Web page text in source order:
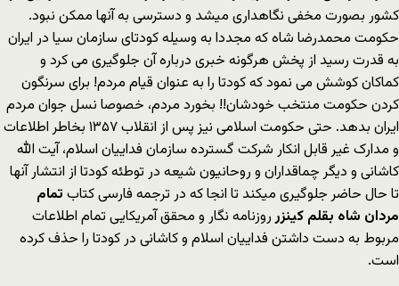
کشور بصورت مخفی نگاهداری میشد و دسترسی به آنها ممکن نبود.
حکومت محمدرضا شاه که مجددا به وسیله کودتای سازمان سیا در ایران
به قدرت رسید از پخش هرگونه خبری درباره آن جلوگیری می کرد و
کماکان کوشش می نمود که کودتا را به عنوان قیام مردم! برای سرنگون
کردن حکومت منتخب خودشان!! بخورد مردم، خصوصا نسل جوان مردم
ایران بدهد. حتی حکومت اسلامی نیز پس از انقلاب ۱۳۵۷ بخاطر اطلاعات
و مدارک غیر قابل انکار شرکت گسترده سازمان فداییان اسلام، آیت الله
کاشانی و دیگر چماقداران و روحانیون شیعه در توطئه کودتا از انتشار آنها
تا حال حاضر جلوگیری میکند تا انجا که در ترجمه فارسی کتاب تمام
مردان شاه بقلم کینزرروزنامه نگار و محقق آمریکایی تمام اطلاعات
مربوط به دست داشتن فداییان اسلام و کاشانی در کودتا را حذف کرده
است.